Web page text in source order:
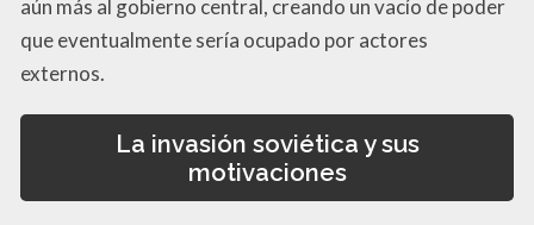
aún más al gobierno central, creando un vacío de poder
que eventualmente sería ocupado por actores
externos.
La invasión soviética y sus
motivaciones